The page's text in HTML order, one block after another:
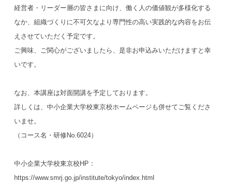
経営者・リーダー層の皆さまに向け、働く人の価値観が多様化する
なか、組織づくりに不可欠なより専門性の高い実践的な内容をお伝
えさせていただく予定です。
ご興味、ご関心がございましたら、是非お申込みいただけますと幸
いです。
なお、本講座は対面開講を予定しております。
詳しくは、中小企業大学校東京校ホームページも併せてご覧くださ
いませ。
（コース名・研修No.6024）
中小企業大学校東京校HP：
https://www.smrj.go.jp/institute/tokyo/index.html